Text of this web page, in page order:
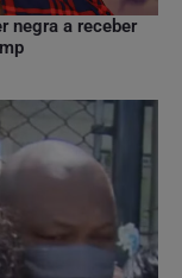
negra a receber